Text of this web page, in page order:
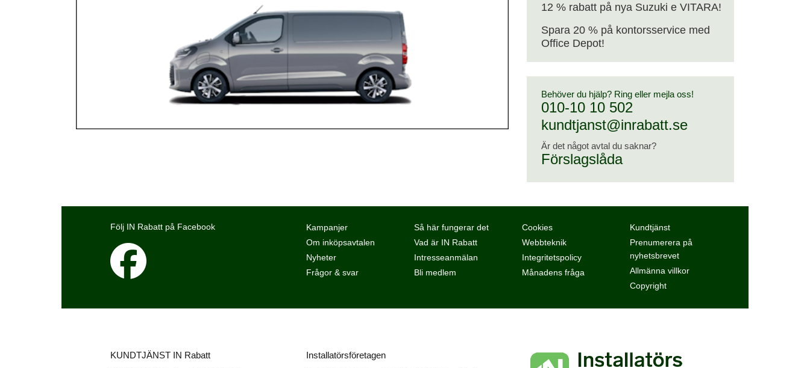
12 % rabatt på nya Suzuki e VITARA!
Spara 20 % på kontorsservice med
Office Depot!
Behöver du hjälp? Ring eller mejla oss!
010-10 10 502
kundtjanst@inrabatt.se
Är det något avtal du saknar?
Förslagslåda
Följ IN Rabatt på Facebook
Kampanjer
Om inköpsavtalen
Nyheter
Frågor & svar
Så här fungerar det
Vad är IN Rabatt
Intresseanmälan
Bli medlem
Cookies
Webbteknik
Integritetspolicy
Månadens fråga
Kundtjänst
Prenumerera på
nyhetsbrevet
Allmänna villkor
Copyright
KUNDTJÄNST IN Rabatt Installatörsföretagen